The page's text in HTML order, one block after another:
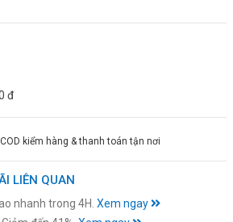
đ
kiểm hàng & thanh toán tận nơi
LIÊN QUAN
nhanh trong 4H. Xem ngay